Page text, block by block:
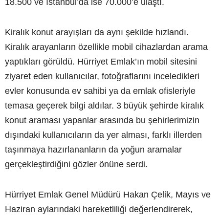
Kiralık konut arayışları da aynı şekilde hızlandı.
Kiralık arayanların özellikle mobil cihazlardan arama
yaptıkları görüldü. Hürriyet Emlak’ın mobil sitesini
ziyaret eden kullanıcılar, fotoğraflarını inceledikleri
evler konusunda ev sahibi ya da emlak ofisleriyle
temasa geçerek bilgi aldılar. 3 büyük şehirde kiralık
konut araması yapanlar arasında bu şehirlerimizin
dışındaki kullanıcıların da yer alması, farklı illerden
taşınmaya hazırlananların da yoğun aramalar
gerçekleştirdiğini gözler önüne serdi.
Hürriyet Emlak Genel Müdürü Hakan Çelik, Mayıs ve
Haziran aylarındaki hareketliliği değerlendirerek,